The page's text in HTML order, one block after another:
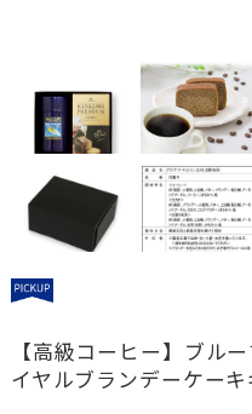
【高級コーヒー】ブル
イヤルブランデーケーキ